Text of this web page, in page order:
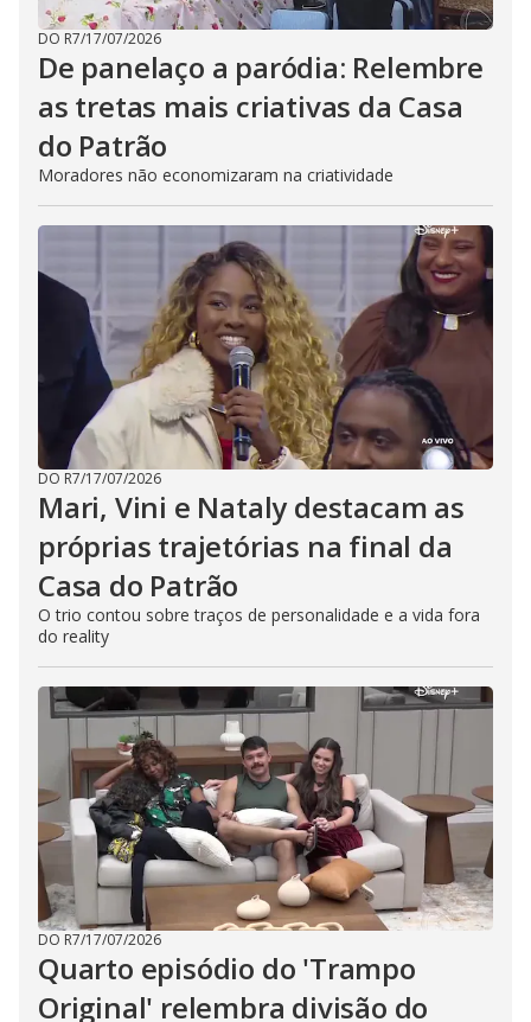
DO R7/17/07/2026
De panelaço a paródia: Relembre
as tretas mais criativas da Casa
do Patrão
Moradores não economizaram na criatividade
DO R7/17/07/2026
Mari, Vini e Nataly destacam as
próprias trajetórias na final da
Casa do Patrão
O trio contou sobre traços de personalidade e a vida fora
do reality
DO R7/17/07/2026
Quarto episódio do 'Trampo
Original' relembra divisão do